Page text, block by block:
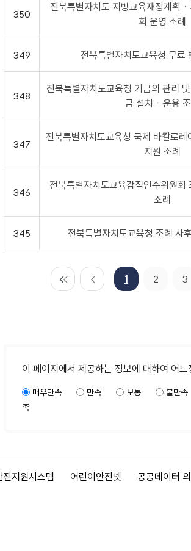
350
전북특별자치도 지방교육재정계획
회 운영 조례
349 전북특별자치도교육청 무료
348
전북특별자치도교육청 기금의 관리
금 설치ㆍ운용 조
347
전북특별자치도교육청 국제 바칼로
지원 조례
346
전북특별자치도교육감직인수위원회
조례
345 전북특별자치도교육청 조례 사
1 2 3
이 페이지에서 제공하는 정보에 대하여 어
매우만족 만족 보통 불만족
족
어린이안전넷 공공데이터 의견수렴 MS